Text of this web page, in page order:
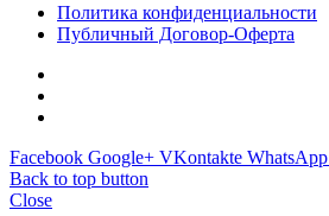
Политика конфиденциальности
Публичный Договор-Оферта
Facebook Google+ VKontakte WhatsApp
Back to top button
Close